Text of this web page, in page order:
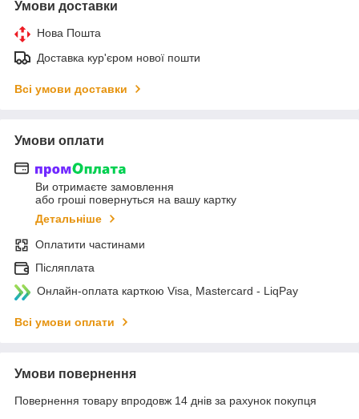
Умови доставки
Нова Пошта
Доставка кур'єром нової пошти
Всі умови доставки
Умови оплати
Ви отримаєте замовлення
або гроші повернуться на вашу картку
Детальніше
Оплатити частинами
Післяплата
Онлайн-оплата карткою Visa, Mastercard - LiqPay
Всі умови оплати
Умови повернення
Повернення товару впродовж 14 днів за рахунок покупця